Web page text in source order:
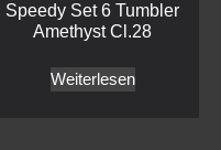
Speedy Set 6 Tumbler
Amethyst Cl.28
Weiterlesen